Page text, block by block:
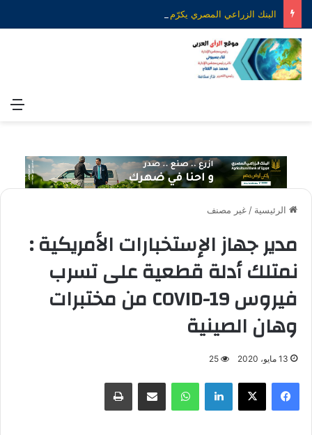
الرئيسية /غير مصنف
مدير جهاز الإستخبارات الأمريكية :
نمتلك أدلة قطعية على تسرب
فيروس COVID-19 من مختبرات
وهان الصينية
13 مايو، 2020 25
فيسبوك X لينكدإن واتساب مشاركة عبر البريد طباعة